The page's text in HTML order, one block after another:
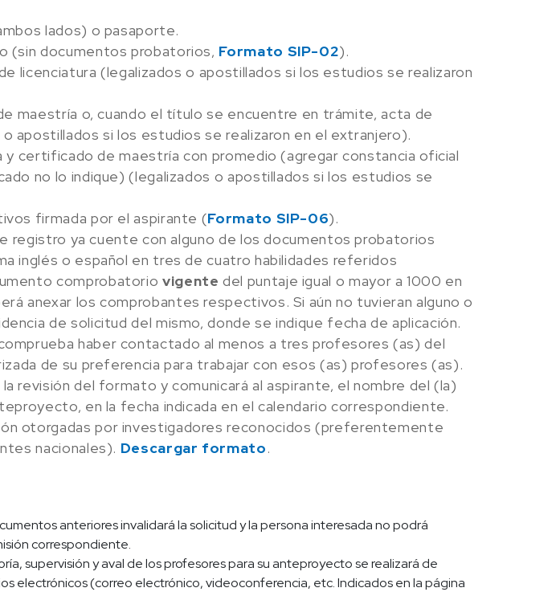
lados) o pasaporte.
(sin documentos probatorios, Formato SIP-02).
licenciatura (legalizados o apostillados si los estudios se realizaron
maestría o, cuando el título se encuentre en trámite, acta de
apostillados si los estudios se realizaron en el extranjero).
certificado de maestría con promedio (agregar constancia oficial
no lo indique) (legalizados o apostillados si los estudios se
firmada por el aspirante (Formato SIP-06).
registro ya cuente con alguno de los documentos probatorios
inglés o español en tres de cuatro habilidades referidos
comprobatoriovigente del puntaje igual o mayor a 1000 en
anexar los comprobantes respectivos. Si aún no tuvieran alguno o
de solicitud del mismo, donde se indique fecha de aplicación.
haber contactado al menos a tres profesores (as) del
de su preferencia para trabajar con esos (as) profesores (as).
revisión del formato y comunicará al aspirante, el nombre del (la)
en la fecha indicada en el calendario correspondiente.
otorgadas por investigadores reconocidos (preferentemente
nacionales). Descargar formato.
anteriores invalidará la solicitud y la persona interesada no podrá
correspondiente.
supervisión y aval de los profesores para su anteproyecto se realizará de
electrónicos (correo electrónico, videoconferencia, etc. Indicados en la página